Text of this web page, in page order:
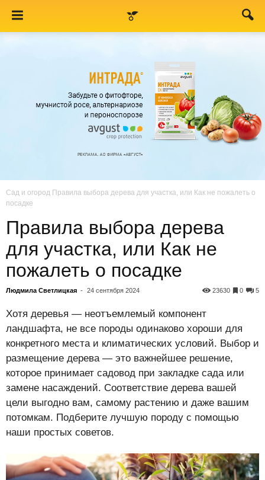
Сад и огород Правила выбора дерева для участка, или Как не пожалеть о
посадке
Правила выбора дерева
для участка, или Как не
пожалеть о посадке
Людмила Светлицкая - 24 сентября 2024 5
0
23630
Хотя деревья — неотъемлемый компонент
ландшафта, не все породы одинаково хороши для
конкретного места и климатических условий. Выбор и
размещение дерева — это важнейшее решение,
которое принимает садовод при закладке сада или
замене насаждений. Соответствие дерева вашей
цели выгодно вам, самому растению и даже вашим
потомкам. Подберите лучшую породу с помощью
наши простых советов.